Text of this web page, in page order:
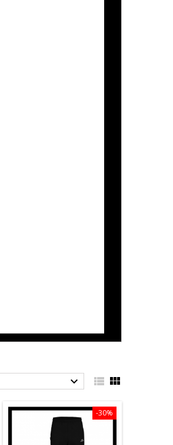
  
-30%